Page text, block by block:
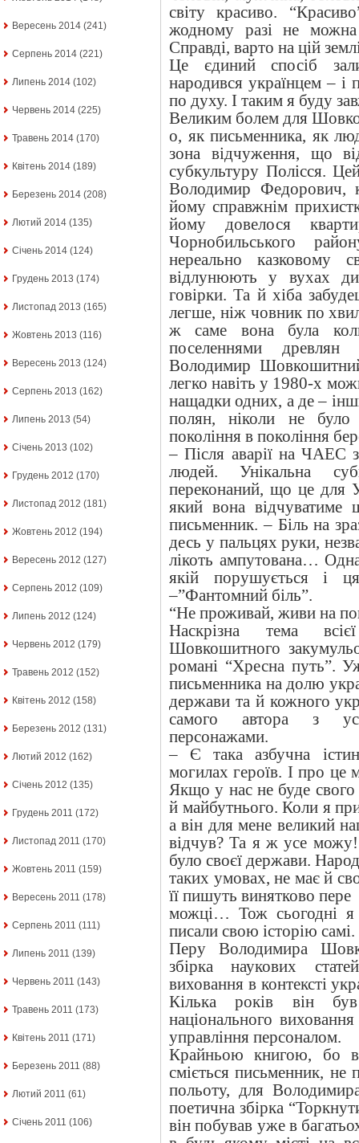
Вересень 2014 (241)
Серпень 2014 (221)
Липень 2014 (102)
Червень 2014 (225)
Травень 2014 (170)
Квітень 2014 (189)
Березень 2014 (208)
Лютий 2014 (135)
Січень 2014 (124)
Грудень 2013 (174)
Листопад 2013 (165)
Жовтень 2013 (116)
Вересень 2013 (124)
Серпень 2013 (162)
Липень 2013 (54)
Січень 2013 (102)
Грудень 2012 (170)
Листопад 2012 (181)
Жовтень 2012 (194)
Вересень 2012 (127)
Серпень 2012 (109)
Липень 2012 (124)
Червень 2012 (179)
Травень 2012 (152)
Квітень 2012 (158)
Березень 2012 (131)
Лютий 2012 (162)
Січень 2012 (135)
Грудень 2011 (172)
Листопад 2011 (170)
Жовтень 2011 (159)
Вересень 2011 (178)
Серпень 2011 (111)
Липень 2011 (139)
Червень 2011 (143)
Травень 2011 (173)
Квітень 2011 (171)
Березень 2011 (88)
Лютий 2011 (61)
Січень 2011 (106)
світу красиво.
жодному разі не можна
Справді, варто на цій
Це єдиний спосіб
народився українцем – і
по духу. І таким я буду
Великим болем для
о, як письменника, як
зона відчуження, що
субкультуру Полісся.
Володимир Федорович,
йому справжнім
йому довелося
Чорнобильського
нереально казковому
відлунюють у вухах
говірки. Та й хіба
легше, ніж човник по
ж саме вона була
поселеннями
Володимир
легко навіть у 1980-х
нащадки одних, а де –
полян, ніколи не було
покоління в покоління
– Після аварії на ЧАЕС
людей. Унікальна
переконаний, що це для
який вона
письменник. – Біль на
десь у пальцях руки,
лікоть ампутована…
якій порушується і
–”Фантомний біль”.
“Не проживай, живи на
Наскрізна тема
Шовкошитного
романі “Хресна путь”.
письменника на долю
держави та й кожного
самого автора з
персонажами.
– Є така азбучна
могилах героїв. І про це
Якщо у нас не буде
й майбутнього. Коли я
а він для мене великий
відчув? Та я ж усе
було своєї держави.
таких умовах, не має й
її пишуть винятково пере
можці… Тож сьогодні
писали свою історію самі.
Перу Володимира
збірка наукових
виховання в контексті
Кілька років він був
національного
управління персоналом.
Крайньою книгою, бо в
сміється письменник, не
польоту, для
поетична збірка
він побував уже в